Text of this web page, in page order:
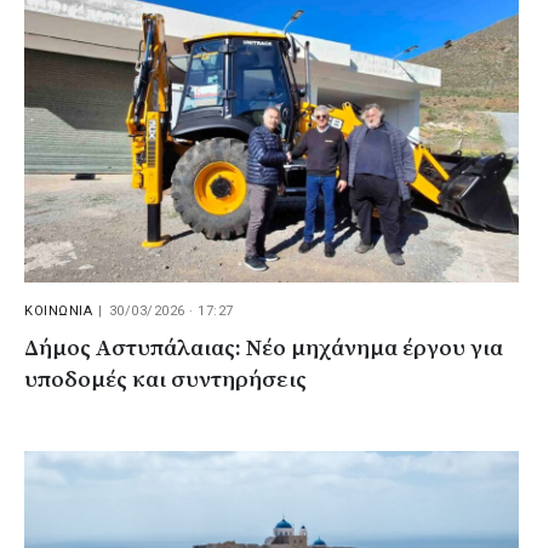
ΚΟΙΝΩΝΙΑ | 30/03/2026 · 17:27
Δήμος Αστυπάλαιας: Νέο μηχάνημα έργου για
υποδομές και συντηρήσεις